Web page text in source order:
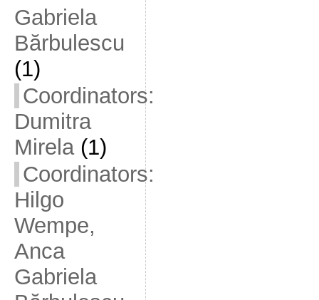
Gabriela
Bărbulescu
(1)
Coordinators:
Dumitra
Mirela(1)
Coordinators:
Hilgo
Wempe,
Anca
Gabriela